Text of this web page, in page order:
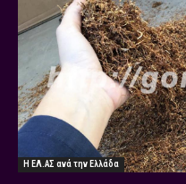
Η ΕΛ.ΑΣ ανά την Ελλάδα